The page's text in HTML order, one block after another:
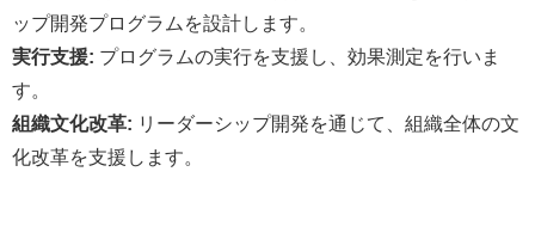
ップ開発プログラムを設計します。
実行支援: プログラムの実行を支援し、効果測定を行いま
す。
組織文化改革: リーダーシップ開発を通じて、組織全体の文
化改革を支援します。